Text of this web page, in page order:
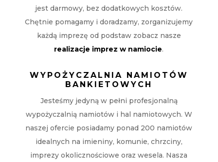
jest darmowy, bez dodatkowych kosztów.
Chętnie pomagamy i doradzamy, zorganizujemy
każdą imprezę od podstaw zobacz nasze
realizacje imprez w namiocie.
WYPOŻYCZALNIA NAMIOTÓW
BANKIETOWYCH
Jesteśmy jedyną w pełni profesjonalną
wypożyczalnią namiotów i hal namiotowych. W
naszej ofercie posiadamy ponad 200 namiotów
idealnych na imieniny, komunie, chrzciny,
imprezy okolicznościowe oraz wesela. Nasza